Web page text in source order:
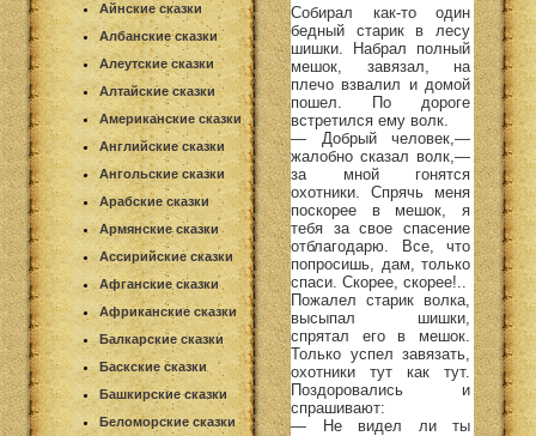
Айнские сказки
Албанские сказки
Алеутские сказки
Алтайские сказки
Американские сказки
Английские сказки
Ангольские сказки
Арабские сказки
Армянские сказки
Ассирийские сказки
Афганские сказки
Африканские сказки
Балкарские сказки
Баскские сказки
Башкирские сказки
Беломорские сказки
Собирал как-то один
бедный старик в лесу
шишки. Набрал полный
мешок, завязал, на
плечо взвалил и домой
пошел. По дороге
встретился ему волк.
— Добрый человек,—
жалобно сказал волк,—
за мной гонятся
охотники. Спрячь меня
поскорее в мешок, я
тебя за свое спасение
отблагодарю. Все, что
попросишь, дам, только
спаси. Скорее, скорее!..
Пожалел старик волка,
высыпал шишки,
спрятал его в мешок.
Только успел завязать,
охотники тут как тут.
Поздоровались и
спрашивают:
— Не видел ли ты